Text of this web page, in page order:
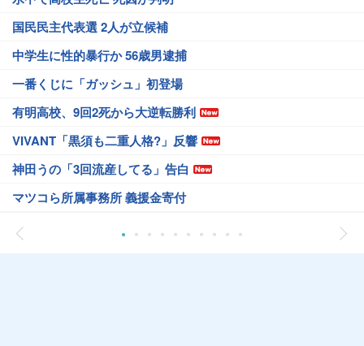
国民民主代表選 2人が立候補
中学生に性的暴行か 56歳男逮捕
一番くじに「ガッシュ」初登場
有明高校、9回2死から大逆転勝利
VIVANT「黒須も二重人格?」反響
神田うの「3回流産してる」告白
マツコら所属事務所 義援金寄付